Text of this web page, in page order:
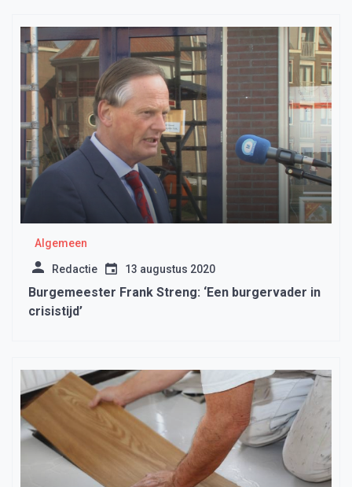
Algemeen
Redactie 13 augustus 2020
Burgemeester Frank Streng: ‘Een burgervader in
crisistijd’